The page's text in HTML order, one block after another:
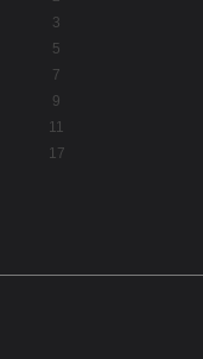
3
5
7
9
11
17